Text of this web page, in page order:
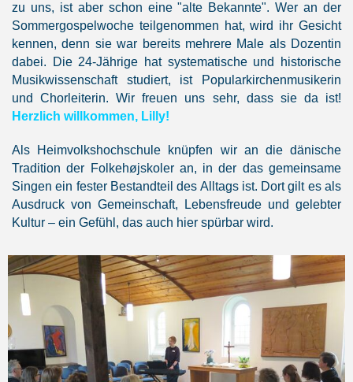
zu uns, ist aber schon eine "alte Bekannte". Wer an der
Sommergospelwoche teilgenommen hat, wird ihr Gesicht
kennen, denn sie war bereits mehrere Male als Dozentin
dabei. Die 24-Jährige hat systematische und historische
Musikwissenschaft studiert, ist Popularkirchenmusikerin
und Chorleiterin. Wir freuen uns sehr, dass sie da ist!
Herzlich willkommen, Lilly!
Als Heimvolkshochschule knüpfen wir an die dänische
Tradition der Folkehøjskoler an, in der das gemeinsame
Singen ein fester Bestandteil des Alltags ist. Dort gilt es als
Ausdruck von Gemeinschaft, Lebensfreude und gelebter
Kultur – ein Gefühl, das auch hier spürbar wird.